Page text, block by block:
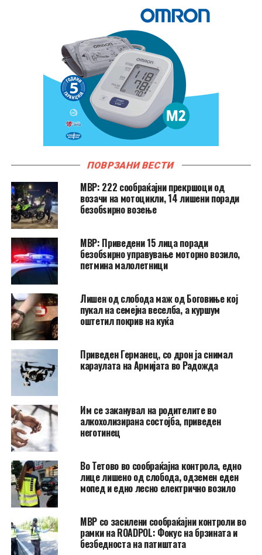
ПОВРЗАНИ ВЕСТИ
МВР: 222 сообраќајни прекршоци од
возачи на мотоцикли, 14 лишени поради
безобѕирно возење
МВР: Приведени 15 лица поради
безобѕирно управување моторно возило,
петмина малолетници
Лишен од слобода маж од Боговиње кој
пукал на семејна веселба, а куршум
оштетил покрив на куќа
Приведен Германец, со дрон ја снимал
караулата на Армијата во Радожда
Им се заканувал на родителите во
алкохолизирана состојба, приведен
неготинец
Во Тетово во сообраќајна контрола, едно
лице лишено од слобода, одземен еден
мопед и едно лесно електрично возило
МВР со засилени сообраќајни контроли во
рамки на ROADPOL: Фокус на брзината и
безбедноста на патиштата